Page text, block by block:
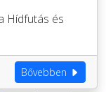
Hídfutás és
Bővebben